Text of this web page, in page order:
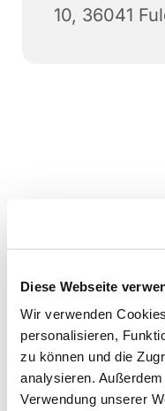
Diese Webseite
Wir verwenden
personalisieren,
zu können und die
analysieren.
Verwendung unserer
10, 36041